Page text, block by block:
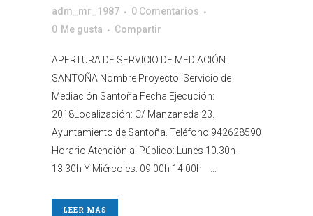
adm_mr_1987
0 Comentarios
0 Me gusta Compartir
APERTURA DE SERVICIO DE MEDIACIÓN
SANTOÑA Nombre Proyecto: Servicio de
Mediación Santoña Fecha Ejecución:
2018Localización: C/ Manzaneda 23.
Ayuntamiento de Santoña. Teléfono:942628590
Horario Atención al Público: Lunes 10.30h -
13.30h Y Miércoles: 09.00h 14.00h ...
LEER MÁS